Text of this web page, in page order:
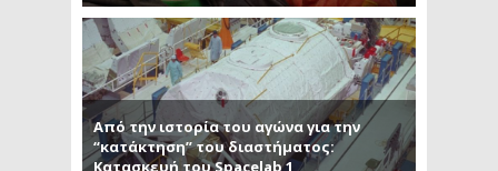
Από την ιστορία του αγώνα για την
“κατάκτηση” του διαστήματος:
Κατασκευή του Spacelab 1